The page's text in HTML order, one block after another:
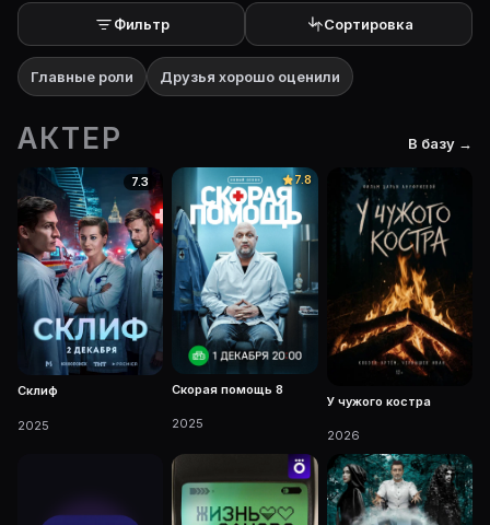
Фильтр Сортировка
Главные роли Друзья хорошо оценили
АКТЕР В базу →
7.3
Склиф
2025
7.8
Скорая помощь 8
2025
У чужого костра
2026